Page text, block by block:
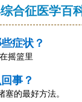
合征医学百
症状？
摇篮里
事？
的最好方法。